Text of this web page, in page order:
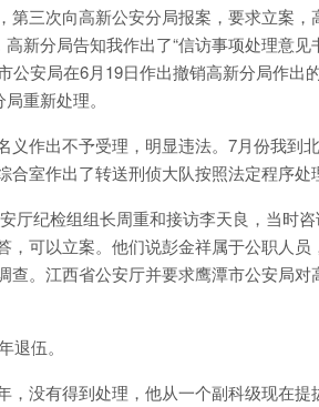
第三次向高新公安分局报案，要求立案
新分局告知我作出了“信访事项处理意
公安局在6月19日作出撤销高新分局作出
重新处理。
义作出不予受理，明显违法。7月份我到
室作出了转送刑侦大队按照法定程序处
厅纪检组组长周重和接访李天良，当时
可以立案。他们说彭金祥属于公职人
查。江西省公安厅并要求鹰潭市公安局
伍。
，没有得到处理，他从一个副科级现在